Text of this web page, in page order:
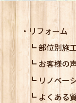
リフォーム
部位別施
お客様の
リノベー
よくある